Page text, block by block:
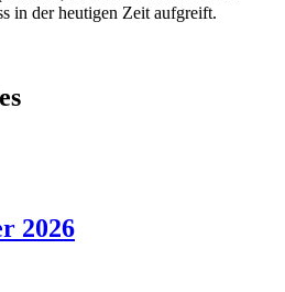
in der heutigen Zeit aufgreift.
2026